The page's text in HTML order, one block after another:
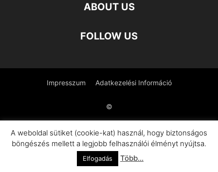
ABOUT US
FOLLOW US
Impresszum Adatkezelési Információ
©
A weboldal sütiket (cookie-kat) használ, hogy biztonságos
böngészés mellett a legjobb felhasználói élményt nyújtsa.
Elfogadás Több...